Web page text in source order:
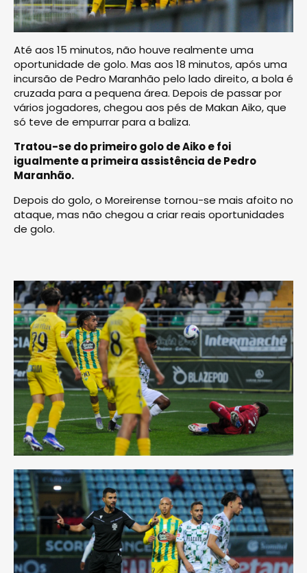
Até aos 15 minutos, não houve realmente uma
oportunidade de golo. Mas aos 18 minutos, após uma
incursão de Pedro Maranhão pelo lado direito, a bola é
cruzada para a pequena área. Depois de passar por
vários jogadores, chegou aos pés de Makan Aiko, que
só teve de empurrar para a baliza.
Tratou-se do primeiro golo de Aiko e foi
igualmente a primeira assistência de Pedro
Maranhão.
Depois do golo, o Moreirense tornou-se mais afoito no
ataque, mas não chegou a criar reais oportunidades
de golo.